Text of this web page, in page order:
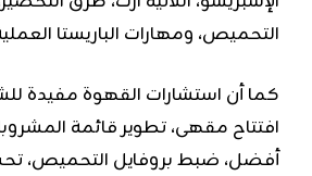
التحميص، ومهارات الباريستا العملية.
كما أن استشارات القهوة مفيدة
افتتاح مقهى، تطوير قائمة المشروبات،
أفضل، ضبط بروفايل التحميص،